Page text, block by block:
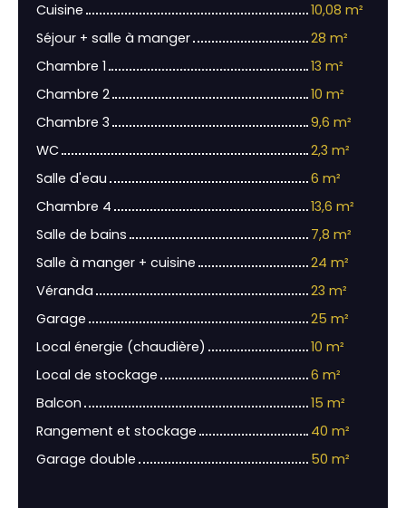
Cuisine
10,08 m²
Séjour + salle à manger
28 m²
Chambre 1
13 m²
Chambre 2
10 m²
Chambre 3
9,6 m²
WC
2,3 m²
Salle d'eau
6 m²
Chambre 4
13,6 m²
Salle de bains
7,8 m²
Salle à manger + cuisine
24 m²
Véranda
23 m²
Garage
25 m²
Local énergie (chaudière)
10 m²
Local de stockage
6 m²
Balcon
15 m²
Rangement et stockage
40 m²
Garage double
50 m²